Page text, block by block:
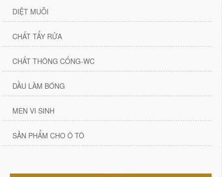
DIỆT MUỖI
CHẤT TẨY RỬA
CHẤT THÔNG CỐNG-WC
DẦU LÀM BÓNG
MEN VI SINH
SẢN PHẨM CHO Ô TÔ